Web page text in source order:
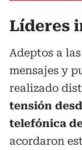
Líderes
Adeptos a
mensajes y
realizado
tensión
telefónica
acordaron